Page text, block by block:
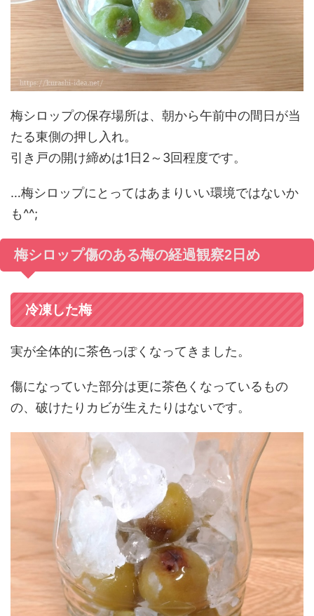
梅シロップの保存場所は、朝から午前中の間日が当
たる東側の押し入れ。
引き戸の開け締めは1日2～3回程度です。
…梅シロップにとってはあまりいい環境ではないか
も^^;
梅シロップ傷のある梅の経過観察2日め
冷凍した梅
実が全体的に茶色っぽくなってきました。
傷になっていた部分は更に茶色くなっているもの
の、破けたりカビが生えたりはないです。